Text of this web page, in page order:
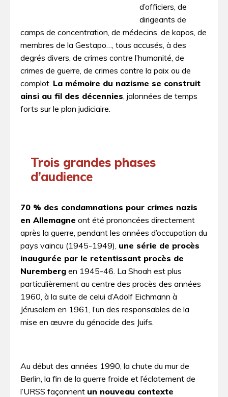
d’officiers, de
dirigeants de
camps de concentration, de médecins, de kapos, de
membres de la Gestapo…, tous accusés, à des
degrés divers, de crimes contre l’humanité, de
crimes de guerre, de crimes contre la paix ou de
complot. La mémoire du nazisme se construit
ainsi au fil des décennies, jalonnées de temps
forts sur le plan judiciaire.
Trois grandes phases
d’audience
70 % des condamnations pour crimes nazis
en Allemagne ont été prononcées directement
après la guerre, pendant les années d’occupation du
pays vaincu (1945-1949), une série de procès
inaugurée par le retentissant procès de
Nuremberg en 1945-46. La Shoah est plus
particulièrement au centre des procès des années
1960, à la suite de celui d’Adolf Eichmann à
Jérusalem en 1961, l’un des responsables de la
mise en œuvre du génocide des Juifs.
Au début des années 1990, la chute du mur de
Berlin, la fin de la guerre froide et l’éclatement de
l’URSS façonnent un nouveau contexte